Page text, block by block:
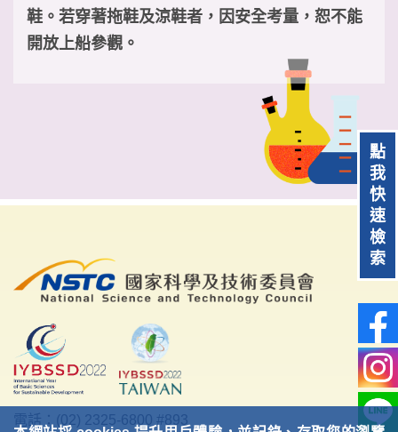
鞋。若穿著拖鞋及涼鞋者，因安全考量，恕不能
開放上船參觀。
電話：(02) 2325-6800 #893
點
我
快
速
檢
索